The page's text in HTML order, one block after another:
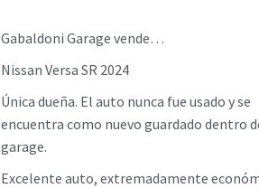
Gabaldoni Garage vende…
Nissan Versa SR 2024
Única dueña. El auto nunca fue usado y se
encuentra como nuevo guardado dentro
garage.
Excelente auto, extremadamente